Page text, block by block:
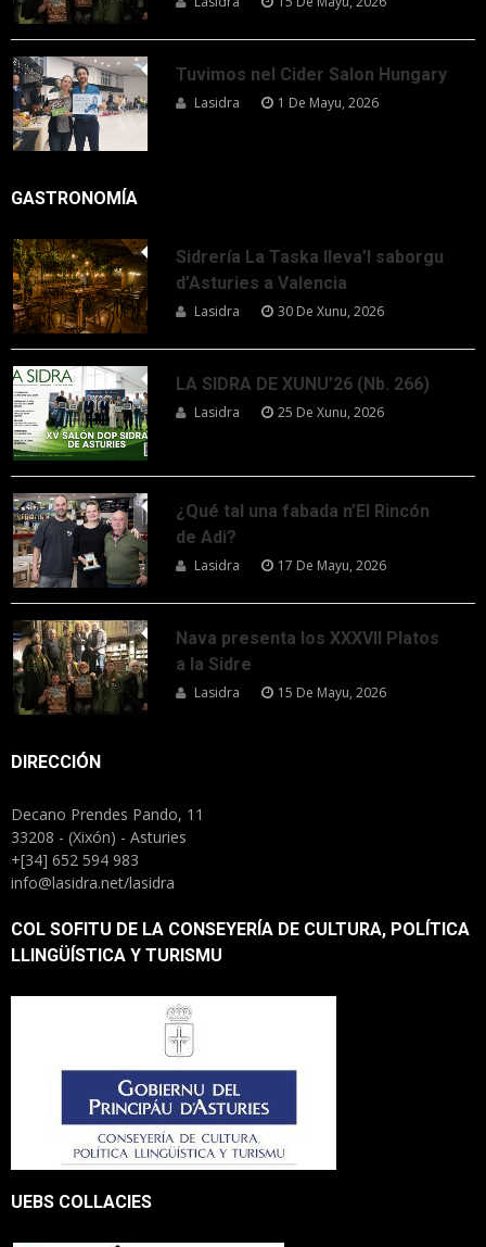
Tuvimos nel Cider Salon Hungary
Lasidra 1 De Mayu, 2026
GASTRONOMÍA
Sidrería La Taska lleva’l saborgu
d’Asturies a Valencia
Lasidra 30 De Xunu, 2026
LA SIDRA DE XUNU’26 (Nb. 266)
Lasidra 25 De Xunu, 2026
¿Qué tal una fabada n’El Rincón
de Adi?
Lasidra 17 De Mayu, 2026
Nava presenta los XXXVII Platos
a la Sidre
Lasidra 15 De Mayu, 2026
DIRECCIÓN
Decano Prendes Pando, 11
33208 - (Xixón) - Asturies
+[34] 652 594 983
info@lasidra.net/lasidra
COL SOFITU DE LA CONSEYERÍA DE CULTURA, POLÍTICA
LLINGÜÍSTICA Y TURISMU
UEBS COLLACIES